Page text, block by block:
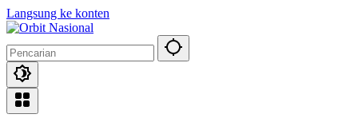
Langsung ke konten